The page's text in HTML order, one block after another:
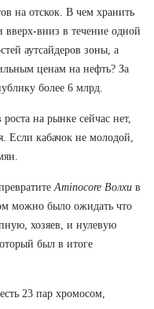
на отскок. В чем хранить
вверх-вниз в течение одной
аутсайдеров зоны, а
ценам на нефть? За
более 6 млрд.
на рынке сейчас нет,
Если кабачок не молодой,
Aminocore Волхи в
можно было ожидать что
хозяев, и нулевую
был в итоге
23 пар хромосом,